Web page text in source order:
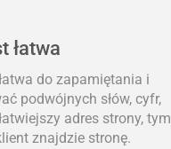
łatwa
do zapamiętania i
podwójnych słów, cyfr,
adres strony, tym
znajdzie stronę.